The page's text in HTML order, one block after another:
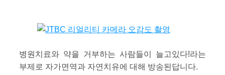
병원치료와 약을 거부하는 사람들이 늘고있다!라는
부제로 자가면역과 자연치유에 대해 방송된답니다.